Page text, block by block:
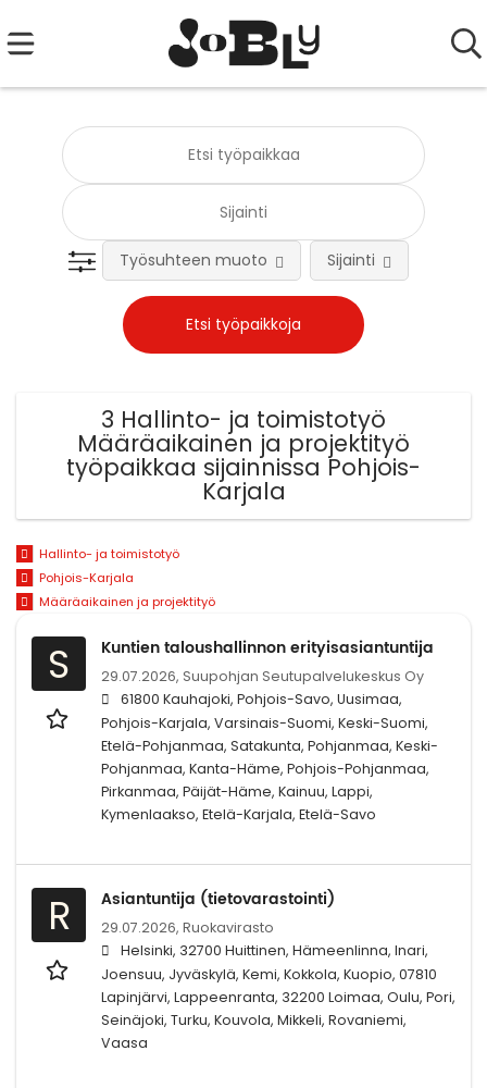
Työsuhteen muoto Sijainti
3 Hallinto- ja toimistotyö
Määräaikainen ja projektityö
työpaikkaa sijainnissa Pohjois-
Karjala
Hallinto- ja toimistotyö
Pohjois-Karjala
Määräaikainen ja projektityö
S Kuntien taloushallinnon erityisasiantuntija
29.07.2026, Suupohjan Seutupalvelukeskus Oy
61800 Kauhajoki, Pohjois-Savo, Uusimaa,
Pohjois-Karjala, Varsinais-Suomi, Keski-Suomi,
Etelä-Pohjanmaa, Satakunta, Pohjanmaa, Keski-
Pohjanmaa, Kanta-Häme, Pohjois-Pohjanmaa,
Pirkanmaa, Päijät-Häme, Kainuu, Lappi,
Kymenlaakso, Etelä-Karjala, Etelä-Savo
R Asiantuntija (tietovarastointi)
29.07.2026, Ruokavirasto
Helsinki, 32700 Huittinen, Hämeenlinna, Inari,
Joensuu, Jyväskylä, Kemi, Kokkola, Kuopio, 07810
Lapinjärvi, Lappeenranta, 32200 Loimaa, Oulu, Pori,
Seinäjoki, Turku, Kouvola, Mikkeli, Rovaniemi,
Vaasa